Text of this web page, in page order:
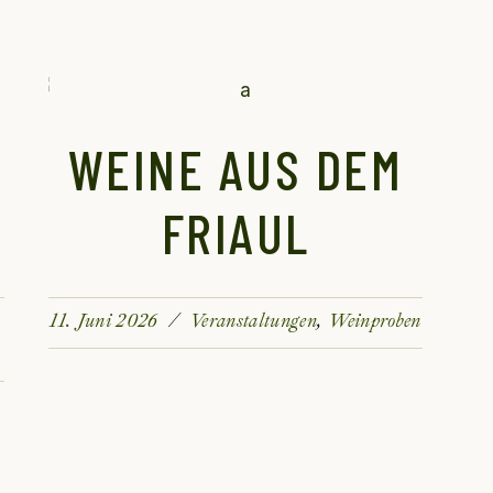
WEINE AUS DEM
FRIAUL
11. Juni 2026 Veranstaltungen Weinproben